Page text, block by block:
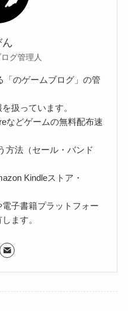
ん
グ管理人
「のゲームブログ」の管
扱っています。
などゲームの無料配布速
方法（セール・バンド
Kindleストア・
子書籍プラットフォー
ます。